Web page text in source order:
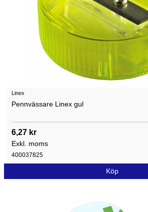
Linex
Pennvässare Linex gul
6,27 kr
Exkl. moms
400037825
Köp